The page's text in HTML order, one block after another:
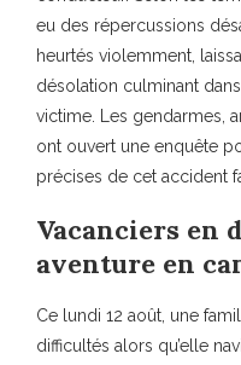
eu des répercussions
heurtés violemment,
désolation culminant
victime. Les gendarmes,
ont ouvert une enquête
précises de cet accident
Vacanciers en
aventure en
Ce lundi 12 août, une
difficultés alors qu’elle